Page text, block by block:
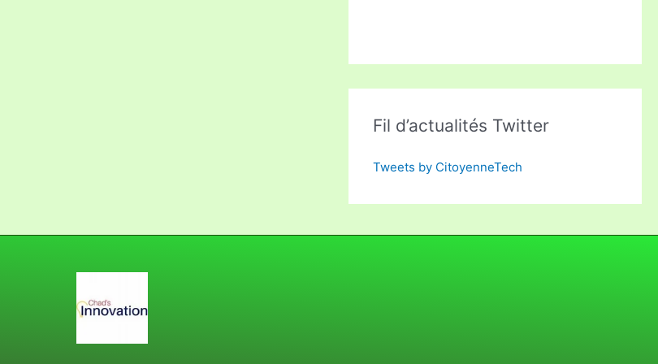
Fil d’actualités Twitter
Tweets by CitoyenneTech